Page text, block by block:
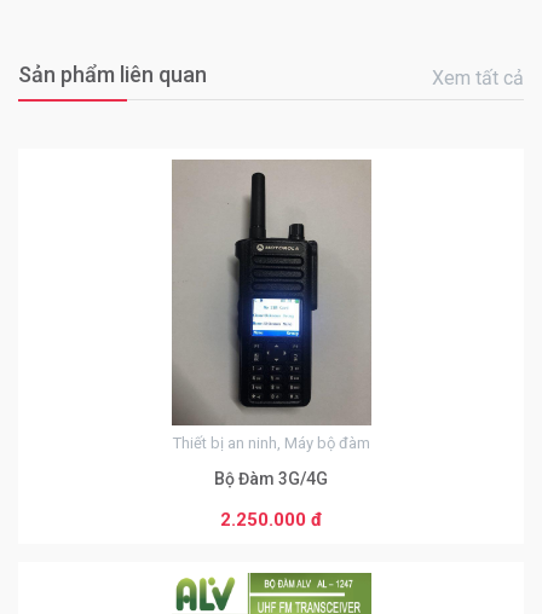
Sản phẩm liên quan Xem tất cả
Thiết bị an ninh, Máy bộ đàm
Bộ Đàm 3G/4G
2.250.000 đ